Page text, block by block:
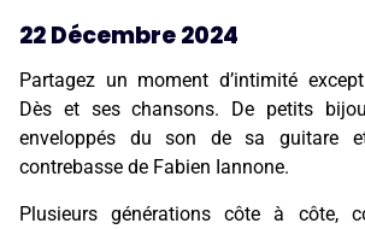
22 Décembre 2024
Partagez un moment d’intimité
Dès et ses chansons. De petits
enveloppés du son de sa guitare
contrebasse de Fabien Iannone.
Plusieurs générations côte à